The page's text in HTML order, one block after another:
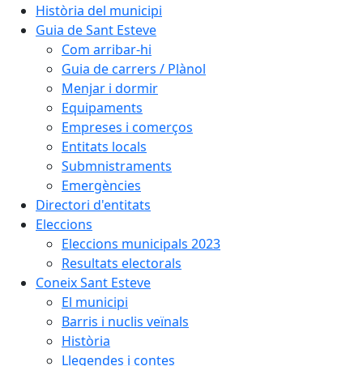
Història del municipi
Guia de Sant Esteve
Com arribar-hi
Guia de carrers / Plànol
Menjar i dormir
Equipaments
Empreses i comerços
Entitats locals
Submnistraments
Emergències
Directori d'entitats
Eleccions
Eleccions municipals 2023
Resultats electorals
Coneix Sant Esteve
El municipi
Barris i nuclis veïnals
Història
Llegendes i contes